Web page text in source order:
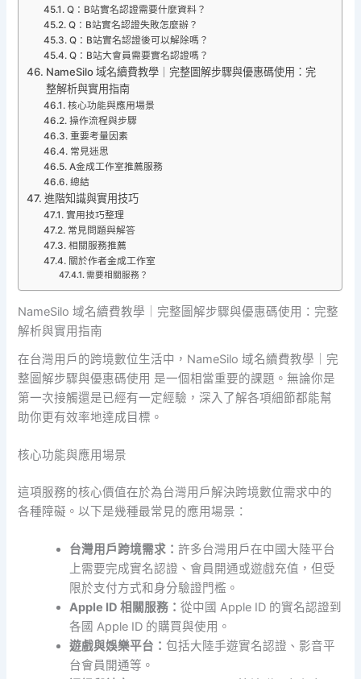
Q：B站實名認證需要什麼資料？
Q：B站實名認證失敗怎麼辦？
Q：B站實名認證後可以解除嗎？
Q：B站大會員需要實名認證嗎？
NameSilo 域名續費教學｜完整圖解步驟與優惠碼使用：完
整解析與實用指南
核心功能與應用場景
操作流程與步驟
重要考量因素
常見迷思
A金成工作室推薦服務
總結
進階知識與實用技巧
實用技巧整理
常見問題與解答
相關服務推薦
關於作者金成工作室
需要相關服務？
NameSilo 域名續費教學｜完整圖解步驟與優惠碼使用：完整
解析與實用指南
在台灣用戶的跨境數位生活中，NameSilo 域名續費教學｜完
整圖解步驟與優惠碼使用 是一個相當重要的課題。無論你是
第一次接觸還是已經有一定經驗，深入了解各項細節都能幫
助你更有效率地達成目標。
核心功能與應用場景
這項服務的核心價值在於為台灣用戶解決跨境數位需求中的
各種障礙。以下是幾種最常見的應用場景：
台灣用戶跨境需求：許多台灣用戶在中國大陸平台
上需要完成實名認證、會員開通或遊戲充值，但受
限於支付方式和身分驗證門檻。
Apple ID 相關服務：從中國 Apple ID 的實名認證到
各國 Apple ID 的購買與使用。
遊戲與娛樂平台：包括大陸手遊實名認證、影音平
台會員開通等。